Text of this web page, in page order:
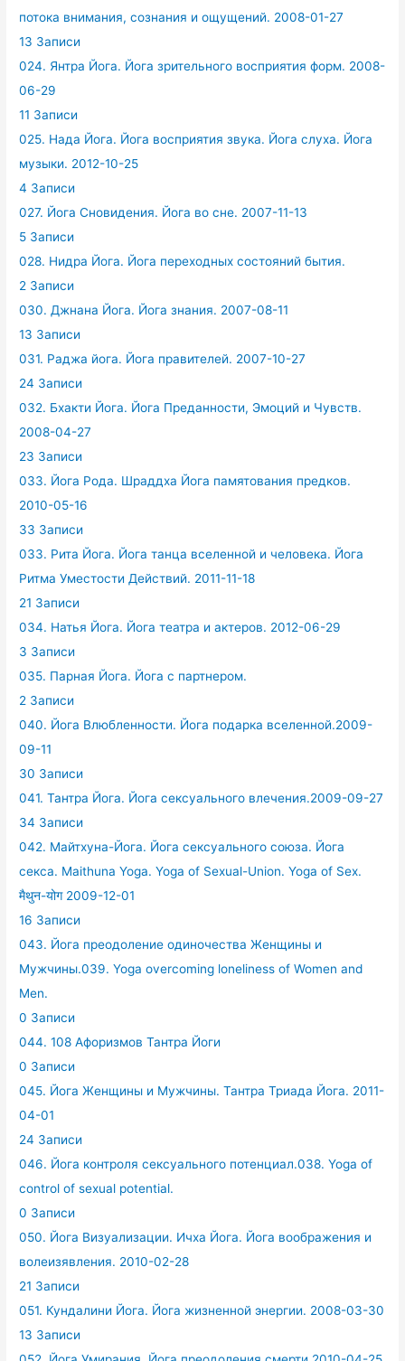
потока внимания, сознания и ощущений. 2008-01-27
13 Записи
024. Янтра Йога. Йога зрительного восприятия форм. 2008-
06-29
11 Записи
025. Нада Йога. Йога восприятия звука. Йога слуха. Йога
музыки. 2012-10-25
4 Записи
027. Йога Сновидения. Йога во сне. 2007-11-13
5 Записи
028. Нидра Йога. Йога переходных состояний бытия.
2 Записи
030. Джнана Йога. Йога знания. 2007-08-11
13 Записи
031. Раджа йога. Йога правителей. 2007-10-27
24 Записи
032. Бхакти Йога. Йога Преданности, Эмоций и Чувств.
2008-04-27
23 Записи
033. Йога Рода. Шраддха Йога памятования предков.
2010-05-16
33 Записи
033. Рита Йога. Йога танца вселенной и человека. Йога
Ритма Уместости Действий. 2011-11-18
21 Записи
034. Натья Йога. Йога театра и актеров. 2012-06-29
3 Записи
035. Парная Йога. Йога с партнером.
2 Записи
040. Йога Влюбленности. Йога подарка вселенной.2009-
09-11
30 Записи
041. Тантра Йога. Йога сексуального влечения.2009-09-27
34 Записи
042. Майтхуна-Йога. Йога сексуального союза. Йога
секса. Maithuna Yoga. Yoga of Sexual-Union. Yoga of Sex.
मैथुन-योग 2009-12-01
16 Записи
043. Йога преодоление одиночества Женщины и
Мужчины.039. Yoga overcoming loneliness of Women and
Men.
0 Записи
044. 108 Афоризмов Тантра Йоги
0 Записи
045. Йога Женщины и Мужчины. Тантра Триада Йога. 2011-
04-01
24 Записи
046. Йога контроля сексуального потенциал.038. Yoga of
control of sexual potential.
0 Записи
050. Йога Визуализации. Ичха Йога. Йога воображения и
волеизявления. 2010-02-28
21 Записи
051. Кундалини Йога. Йога жизненной энергии. 2008-03-30
13 Записи